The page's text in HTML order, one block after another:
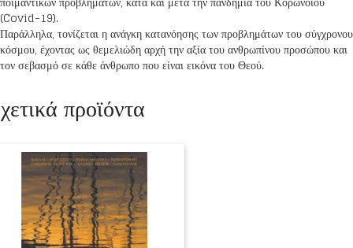
(Covid-19).
Παράλληλα, τονίζεται η ανάγκη κατανόησης των προβλημάτων του σύγχρονου
κόσμου, έχοντας ως θεμελιώδη αρχή την αξία του ανθρωπίνου προσώπου και
τον σεβασμό σε κάθε άνθρωπο που είναι εικόνα του Θεού.
προϊόντα